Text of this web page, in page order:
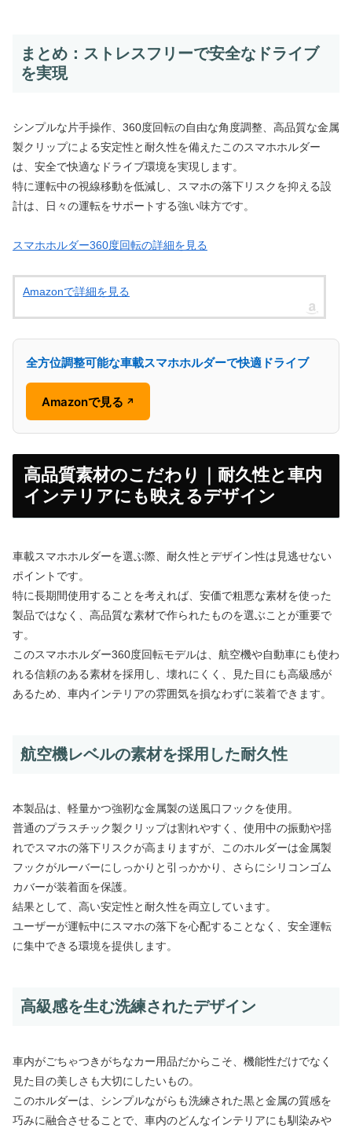
まとめ：ストレスフリーで安全なドライブ
を実現
シンプルな片手操作、360度回転の自由な角度調整、高品質な金属
製クリップによる安定性と耐久性を備えたこのスマホホルダー
は、安全で快適なドライブ環境を実現します。
特に運転中の視線移動を低減し、スマホの落下リスクを抑える設
計は、日々の運転をサポートする強い味方です。
スマホホルダー360度回転の詳細を見る
Amazonで詳細を見る
全方位調整可能な車載スマホホルダーで快適ドライブ
Amazonで見る ↗
高品質素材のこだわり｜耐久性と車内
インテリアにも映えるデザイン
車載スマホホルダーを選ぶ際、耐久性とデザイン性は見逃せない
ポイントです。
特に長期間使用することを考えれば、安価で粗悪な素材を使った
製品ではなく、高品質な素材で作られたものを選ぶことが重要で
す。
このスマホホルダー360度回転モデルは、航空機や自動車にも使わ
れる信頼のある素材を採用し、壊れにくく、見た目にも高級感が
あるため、車内インテリアの雰囲気を損なわずに装着できます。
航空機レベルの素材を採用した耐久性
本製品は、軽量かつ強靭な金属製の送風口フックを使用。
普通のプラスチック製クリップは割れやすく、使用中の振動や揺
れでスマホの落下リスクが高まりますが、このホルダーは金属製
フックがルーバーにしっかりと引っかかり、さらにシリコンゴム
カバーが装着面を保護。
結果として、高い安定性と耐久性を両立しています。
ユーザーが運転中にスマホの落下を心配することなく、安全運転
に集中できる環境を提供します。
高級感を生む洗練されたデザイン
車内がごちゃつきがちなカー用品だからこそ、機能性だけでなく
見た目の美しさも大切にしたいもの。
このホルダーは、シンプルながらも洗練された黒と金属の質感を
巧みに融合させることで、車内のどんなインテリアにも馴染みや